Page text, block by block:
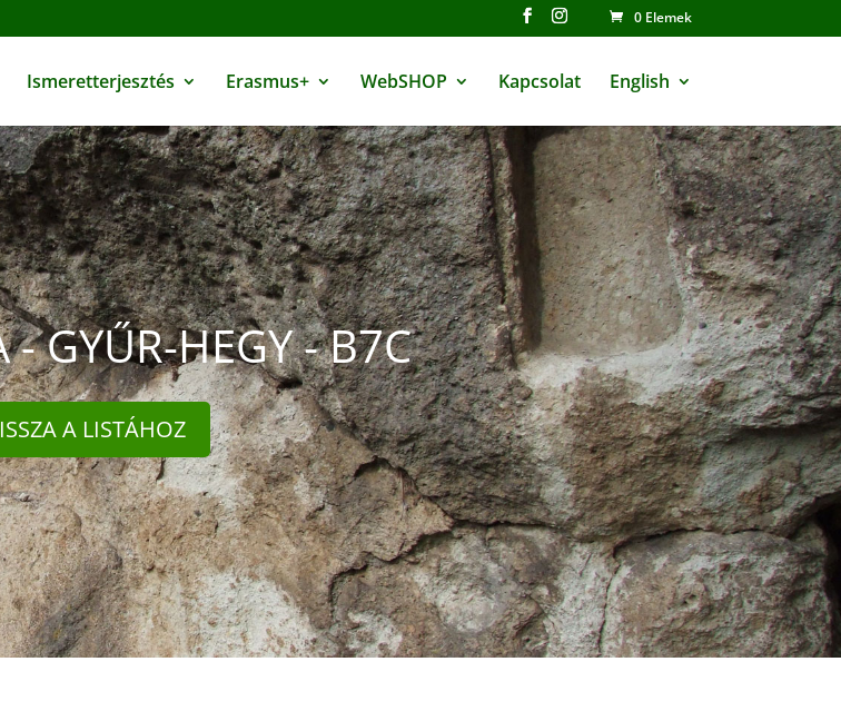
0 Elemek
Ismeretterjesztés Erasmus+ WebSHOP Kapcsolat English
- GYŰR-HEGY - B7C
A LISTÁHOZ